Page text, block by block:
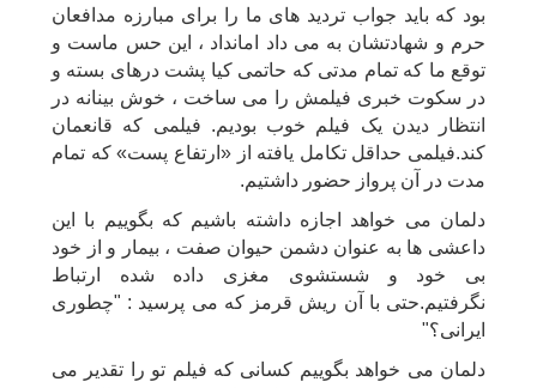
بود که باید جواب تردید های ما را برای مبارزه مدافعان
حرم و شهادتشان به می داد امانداد ، این حس ماست و
توقع ما که تمام مدتی که حاتمی کیا پشت درهای بسته و
در سکوت خبری فیلمش را می ساخت ، خوش بینانه در
انتظار دیدن یک فیلم خوب بودیم. فیلمی که قانعمان
کند.فیلمی حداقل تکامل یافته از «ارتفاع پست» که تمام
مدت در آن پرواز حضور داشتیم.
دلمان می خواهد اجازه داشته باشیم که بگوییم با این
داعشی ها به عنوان دشمن حیوان صفت ، بیمار و از خود
بی خود و شستشوی مغزی داده شده ارتباط
نگرفتیم.حتی با آن ریش قرمز که می پرسید : "چطوری
ایرانی؟"
دلمان می خواهد بگوییم کسانی که فیلم تو را تقدیر می